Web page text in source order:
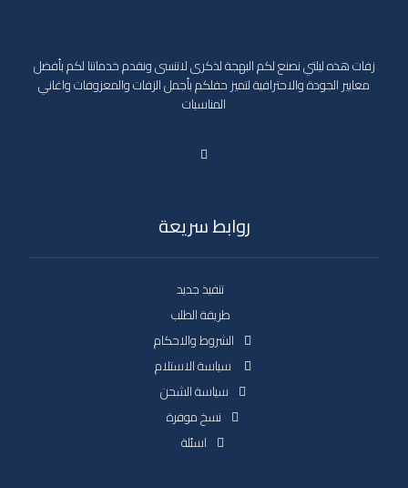
زفات هذه ليلتي نصنع لكم البهجة لذكرى لاتنسى ونقدم خدماتنا لكم بأفضل
معايير الجودة والاحترافية لتميز حفلكم بأجمل الزفات والمعزوفات واغاني
المناسبات
روابط سريعة
تنفيذ جديد
طريقة الطلب
الشروط والاحكام
سياسة الاستلام
سياسة الشحن
نسخ موفرة
اسئلة